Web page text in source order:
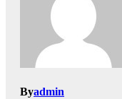
Byadmin